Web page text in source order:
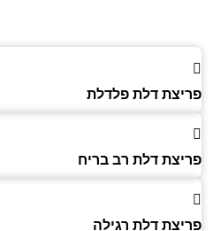
דלת פלדלת
דלת רב בריח
דלת רגילה